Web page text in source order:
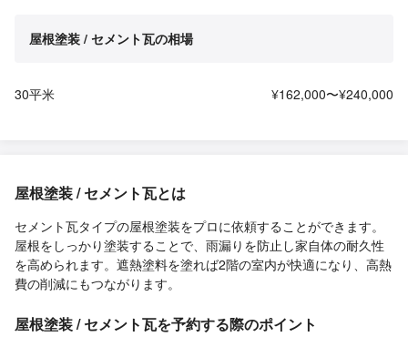
屋根塗装 / セメント瓦の相場
30平米 ¥162,000〜¥240,000
屋根塗装 / セメント瓦とは
セメント瓦タイプの屋根塗装をプロに依頼することができます。
屋根をしっかり塗装することで、雨漏りを防止し家自体の耐久性
を高められます。遮熱塗料を塗れば2階の室内が快適になり、高熱
費の削減にもつながります。
屋根塗装 / セメント瓦を予約する際のポイント